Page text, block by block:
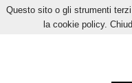
Questo sito o gli strumenti
la cookie policy.